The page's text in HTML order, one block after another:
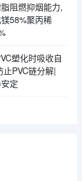
阻燃抑烟能力,
58%聚丙稀
塑化时吸收自
止PVC链分解|
定